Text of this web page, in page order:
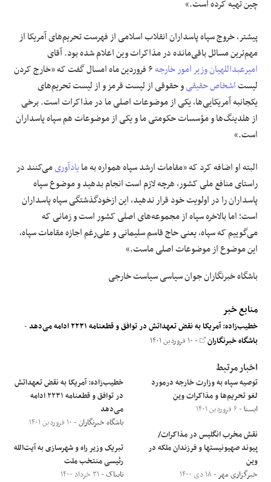
چین تهیه کرده است.»
پیشتر، خروج سپاه پاسداران انقلاب اسلامی از فهرست تحریم‌های آمریکا از
مهم‌ترین مسائل باقی‌مانده در مذاکرات وین اعلام شده بود. آقای
امیرعبداللهیانوزیر امور خارجه ۶ فروردین ماه امسال گفت که «خارج کردن
لیستاشخاص حقیقیو حقوقی از لیست قرمز و از لیست تحریم‌های
یکجانبه آمریکایی‌ها، یکی از موضوعات اصلی ما در مذاکرات است. برخی
از هلدینگ‌ها و مؤسسات حکومتی ما و یکی از موضوعات هم سپاه پاسداران
است.»
البته او اضافه کرد که «مقامات ارشد سپاه همواره به مایادآوریمی‌کنند در
راستای منافع ملی کشور، هرچه لازم است انجام بدهید و موضوع سپاه
پاسداران را در اولویت خود قرار ندهید، این ازخودگذشتگی سپاه پاسداران
است؛ اما بالاخره سپاه از مجموعه‌های اصلی کشور است و زمانی که
می‌گوییم که سپاه، یعنی حاج قاسم سلیمانی و علی‌رغم اجازه مقامات سپاه،
این موضوع از موضوعات اصلی ماست.»
باشگاه خبرنگاران جوانسیاسیسیاست خارجی
منابع خبر
خطیب‌زاده: آمریکا به نقض تعهداتش در توافق و قطعنامه ۲۲۳۱ ادامه می‌دهد
-
باشگاه خبرنگاران - ۱۰ فروردین ۱۴۰۱
اخبار مرتبط
توصیه سپاه به وزارت خارجه درمورد
لغو تحریم‌ها و مذاکرات وین
ایسنا - ۶ فروردین ۱۴۰۱
نقش مخرب انگلیس در مذاکرات/
پیوند صهیونیستها و فرزندان ملکه در
وین
خبرگزاری مهر- ۱۸ دی ۱۴۰۰
خطیب‌زاده: آمریکا به نقض تعهداتش
در توافق و قطعنامه ۲۲۳۱ ادامه
می‌دهد
باشگاه خبرنگاران- ۱۰ فروردین ۱۴۰۱
تبریک وزیر راه و شهرسازی به آیت‌الله
رئیسی منتخب ملت
تابناک- ۳۱ خرداد ۱۴۰۰